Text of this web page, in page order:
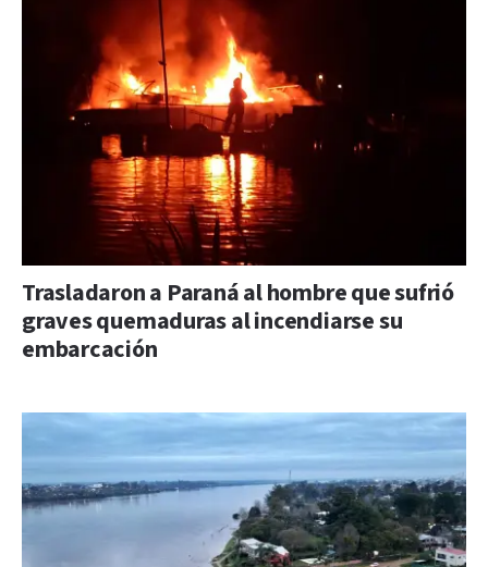
Trasladaron a Paraná al hombre que sufrió
graves quemaduras al incendiarse su
embarcación